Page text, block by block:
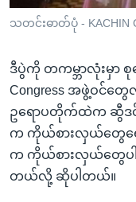
သတင်းဓာတ်ပုံ - KACHIN
ဒီပွဲကို တကမ္ဘာလုံးမှာ စု
Congress အဖွဲ့ဝင်
ဥရောပတိုက်ထဲက ဆွီဒင်၊
က ကိုယ်စားလှယ်တွေရေ
က ကိုယ်စားလှယ်တွေပါ
တယ်လို့ ဆိုပါတယ်။